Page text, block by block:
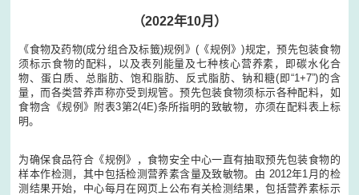
（2022年10月）
《食物及药物(成分组合及标籤)规例》(《规例》)规定，预先包装食物
须标示食物的配料，以及表列能量及七种核心营养素，即碳水化合
物、蛋白质、总脂肪、饱和脂肪、反式脂肪、钠和糖(即“1+7”)的含
量，而各类营养声称亦受到规管。预先包装食物须标示各种配料，如
食物含《规例》附表3第2(4E)条所指明的致敏物，亦须在配料表上标
明。
为确保食品符合《规例》，食物安全中心一直有抽取预先包装食物的
样本作检测，其中包括检测营养素含量及致敏物。由 2012年1月的检
测结果开始，中心每月在网页上公布有关检测结果，包括营养素标示